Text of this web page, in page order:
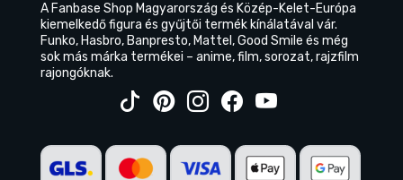
A Fanbase Shop Magyarország és Közép-Kelet-Európa
kiemelkedő figura és gyűjtői termék kínálatával vár.
Funko, Hasbro, Banpresto, Mattel, Good Smile és még
sok más márka termékei – anime, film, sorozat, rajzfilm
rajongóknak.